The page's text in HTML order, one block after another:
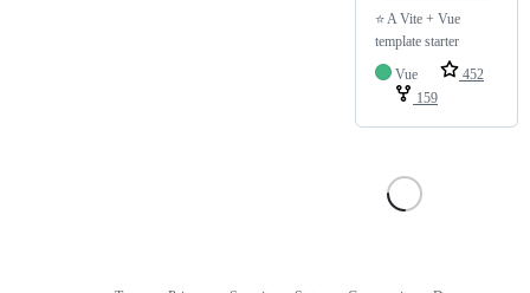
⭐ A Vite + Vue
template starter
Vue
452
159